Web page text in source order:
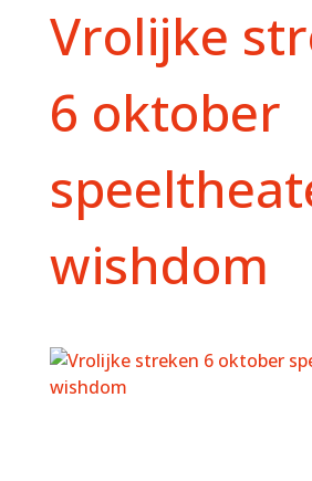
Vrolijke
6 oktober
wishdom